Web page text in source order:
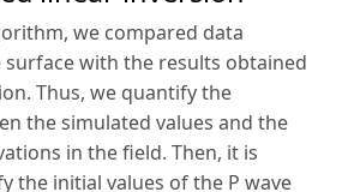
we compared data
with the results obtained
Thus, we quantify the
the simulated values and the
in the field. Then, it is
the initial values of the P wave